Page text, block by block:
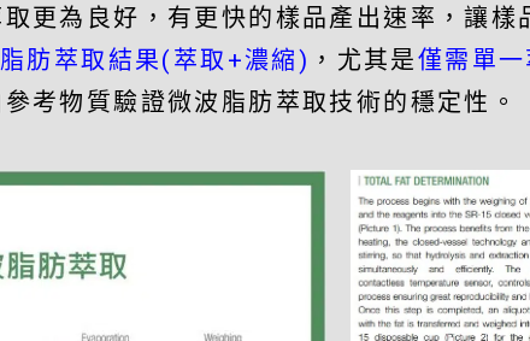
更為良好，有更快的樣品產出速率，讓樣
肪萃取結果(萃取+濃縮) ，尤其是僅需單
考物質驗證微波脂肪萃取技術的穩定性。